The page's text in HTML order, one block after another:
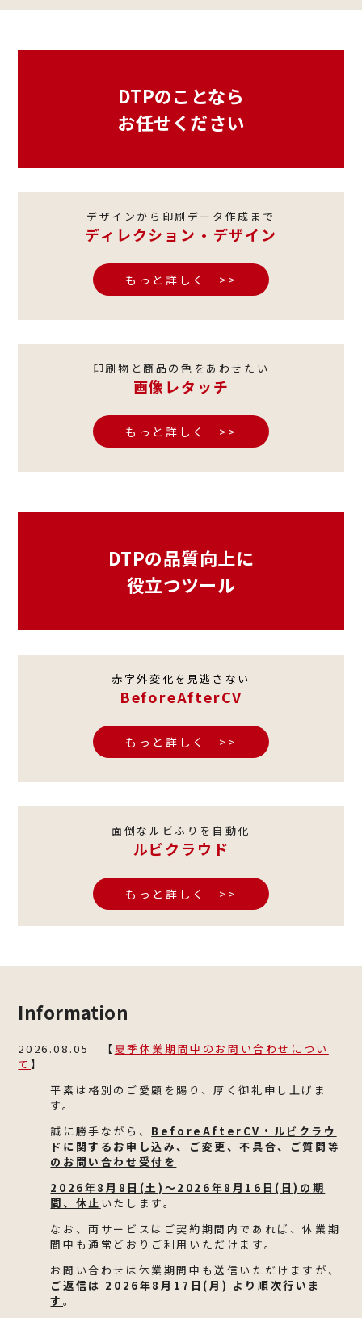
DTPのことなら
お任せください
デザインから印刷データ作成まで
ディレクション・デザイン
もっと詳しく >>
印刷物と商品の色をあわせたい
画像レタッチ
もっと詳しく >>
DTPの品質向上に
役立つツール
赤字外変化を見逃さない
BeforeAfterCV
もっと詳しく >>
面倒なルビふりを自動化
ルビクラウド
もっと詳しく >>
Information
2026.08.05 【夏季休業期間中のお問い合わせについ
て】
平素は格別のご愛顧を賜り、厚く御礼申し上げま
す。
誠に勝手ながら、 BeforeAfterCV・ルビクラウ
ドに関するお申し込み、ご変更、不具合、ご質問等
のお問い合わせ受付を
2026年8月8日(土)〜2026年8月16日(日)の期
間、休止 いたします。
なお、両サービスはご契約期間内であれば、休業期
間中も通常どおりご利用いただけます。
お問い合わせは休業期間中も送信いただけますが、
ご返信は 2026年8月17日(月) より順次行いま
す。